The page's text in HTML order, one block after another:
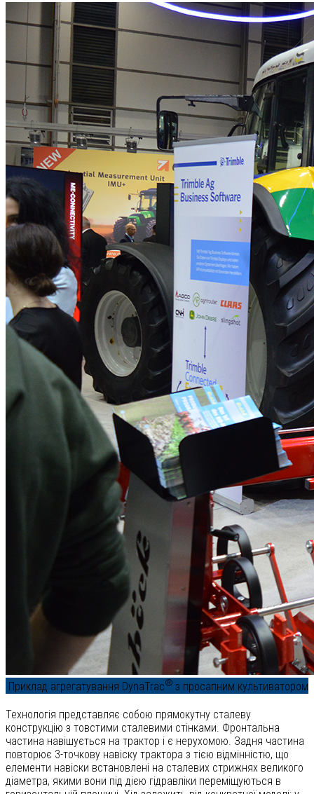
Приклад агрегатування DynaTrac® з просапним культиватором
Технологія представляє собою прямокутну сталеву
конструкцію з товстими сталевими стінками. Фронтальна
частина навішується на трактор і є нерухомою. Задня частина
повторює 3-точкову навіску трактора з тією відмінністю, що
елементи навіски встановлені на сталевих стрижнях великого
діаметра, якими вони під дією гідравліки переміщуються в